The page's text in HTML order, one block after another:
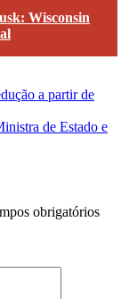
Wisconsin
a partir de
de Estado e
obrigatórios